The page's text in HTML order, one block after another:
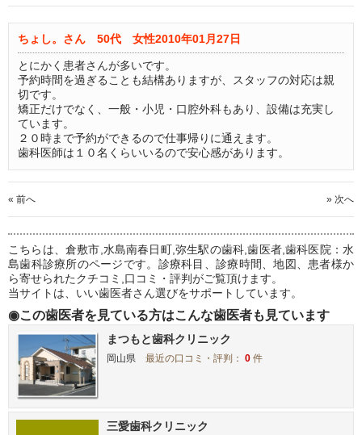
ちょし。さん 50代 女性2010年01月27日
とにかく患者さんが多いです。
予約時間を過ぎることも結構ありますが、スタッフの対応は親
切です。
矯正だけでなく、一般・小児・口腔外科もあり、設備は充実し
ています。
２０時まで予約ができるので仕事帰りに通えます。
歯科医師は１０名くらいいるので安心感があります。
« 前へ » 次へ
こちらは、倉敷市,水島南春日町,弥生駅の歯科,歯医者,歯科医院：水
島歯科診療所のページです。診療科目、診療時間、地図、患者様か
ら寄せられたクチコミ,口コミ・評判がご覧頂けます。
当サイトは、いい歯医者さん選びをサポートしています。
◉この歯医者を見ている方はこんな歯医者も見ています
まつもと歯科クリニック
岡山県 最近の口コミ・評判：0 件
三愛歯科クリニック